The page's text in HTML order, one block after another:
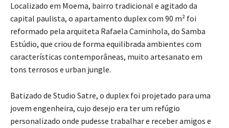
Localizado em Moema, bairro tradicional e agitado da
capital paulista, o apartamento duplex com 90 m² foi
reformado pela arquiteta Rafaela Caminhola, do Samba
Estúdio, que criou de forma equilibrada ambientes com
características contemporâneas, muito artesanato em
tons terrosos e urban jungle.
Batizado de Studio Satre, o duplex foi projetado para uma
jovem engenheira, cujo desejo era ter um refúgio
personalizado onde pudesse trabalhar e receber amigos e